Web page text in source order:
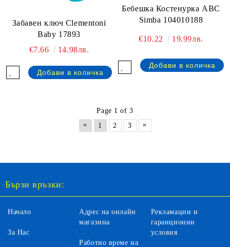
Забавен ключ Clementoni
Baby 17893
€7.66
14.98лв.
Бебешка Костенурка ABC
Simba 104010188
€10.22 19.99лв.
Page 1 of 3
«
1 2 3 »
Бързи връзки:
Начало
За Нас
Адрес на онлайн
магазина
Работно време на
Рекламации и
гаранционни
условия